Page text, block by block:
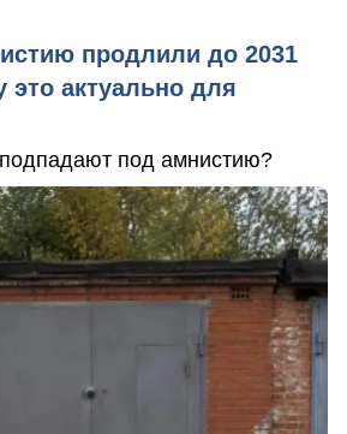
продлили до 2031
актуально для
под амнистию?